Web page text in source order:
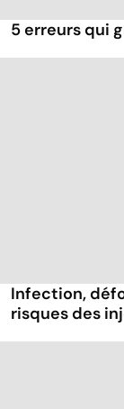
5 erreurs qui
Infection,
risques des